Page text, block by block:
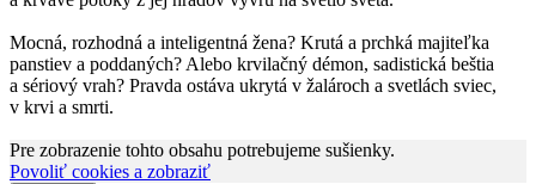
Mocná, rozhodná a inteligentná žena? Krutá a prchká majiteľka
panstiev a poddaných? Alebo krvilačný démon, sadistická beštia
a sériový vrah? Pravda ostáva ukrytá v žalároch a svetlách sviec,
v krvi a smrti.
Pre zobrazenie tohto obsahu potrebujeme sušienky.
Povoliť cookies a zobraziť